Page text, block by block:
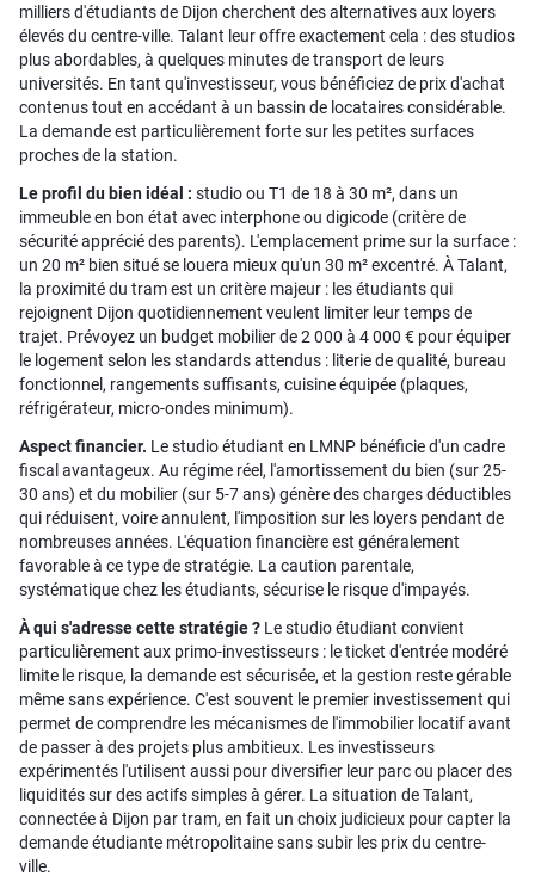
milliers d'étudiants de Dijon cherchent des alternatives aux loyers
élevés du centre-ville. Talant leur offre exactement cela : des studios
plus abordables, à quelques minutes de transport de leurs
universités. En tant qu'investisseur, vous bénéficiez de prix d'achat
contenus tout en accédant à un bassin de locataires considérable.
La demande est particulièrement forte sur les petites surfaces
proches de la station.
Le profil du bien idéal : studio ou T1 de 18 à 30 m², dans un
immeuble en bon état avec interphone ou digicode (critère de
sécurité apprécié des parents). L'emplacement prime sur la surface :
un 20 m² bien situé se louera mieux qu'un 30 m² excentré. À Talant,
la proximité du tram est un critère majeur : les étudiants qui
rejoignent Dijon quotidiennement veulent limiter leur temps de
trajet. Prévoyez un budget mobilier de 2 000 à 4 000 € pour équiper
le logement selon les standards attendus : literie de qualité, bureau
fonctionnel, rangements suffisants, cuisine équipée (plaques,
réfrigérateur, micro-ondes minimum).
Aspect financier. Le studio étudiant en LMNP bénéficie d'un cadre
fiscal avantageux. Au régime réel, l'amortissement du bien (sur 25-
30 ans) et du mobilier (sur 5-7 ans) génère des charges déductibles
qui réduisent, voire annulent, l'imposition sur les loyers pendant de
nombreuses années. L'équation financière est généralement
favorable à ce type de stratégie. La caution parentale,
systématique chez les étudiants, sécurise le risque d'impayés.
À qui s'adresse cette stratégie ? Le studio étudiant convient
particulièrement aux primo-investisseurs : le ticket d'entrée modéré
limite le risque, la demande est sécurisée, et la gestion reste gérable
même sans expérience. C'est souvent le premier investissement qui
permet de comprendre les mécanismes de l'immobilier locatif avant
de passer à des projets plus ambitieux. Les investisseurs
expérimentés l'utilisent aussi pour diversifier leur parc ou placer des
liquidités sur des actifs simples à gérer. La situation de Talant,
connectée à Dijon par tram, en fait un choix judicieux pour capter la
demande étudiante métropolitaine sans subir les prix du centre-
ville.